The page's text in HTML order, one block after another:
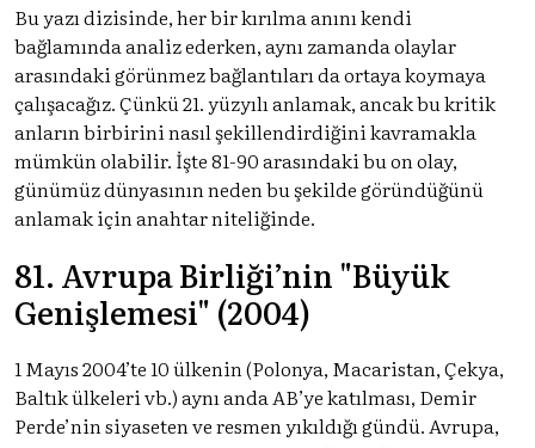
Bu yazı dizisinde, her bir kırılma anını kendi
bağlamında analiz ederken, aynı zamanda olaylar
arasındaki görünmez bağlantıları da ortaya koymaya
çalışacağız. Çünkü 21. yüzyılı anlamak, ancak bu kritik
anların birbirini nasıl şekillendirdiğini kavramakla
mümkün olabilir. İşte 81-90 arasındaki bu on olay,
günümüz dünyasının neden bu şekilde göründüğünü
anlamak için anahtar niteliğinde.
81. Avrupa Birliği’nin "Büyük
Genişlemesi" (2004)
1 Mayıs 2004’te 10 ülkenin (Polonya, Macaristan, Çekya,
Baltık ülkeleri vb.) aynı anda AB’ye katılması, Demir
Perde’nin siyaseten ve resmen yıkıldığı gündü. Avrupa,